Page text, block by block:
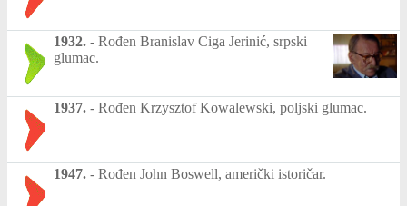
1932. - Rođen Branislav Ciga Jerinić, srpski
glumac.
1937. - Rođen Krzysztof Kowalewski, poljski glumac.
1947. - Rođen John Boswell, američki istoričar.